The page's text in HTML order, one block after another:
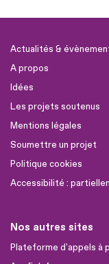
Actualités &
A propos
Idées
Les projets soutenus
Mentions légales
Soumettre un projet
Politique cookies
Accessibilité :
Nos autres sites
Plateforme d'appels à